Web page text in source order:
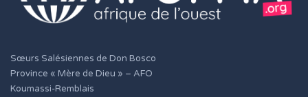
Sœurs Salésiennes de Don Bosco
Province « Mère de Dieu » – AFO
Koumassi-Remblais